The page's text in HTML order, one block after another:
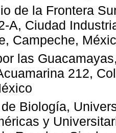
de la Frontera
A, Ciudad
Campeche,
las
212,
Biología,
y